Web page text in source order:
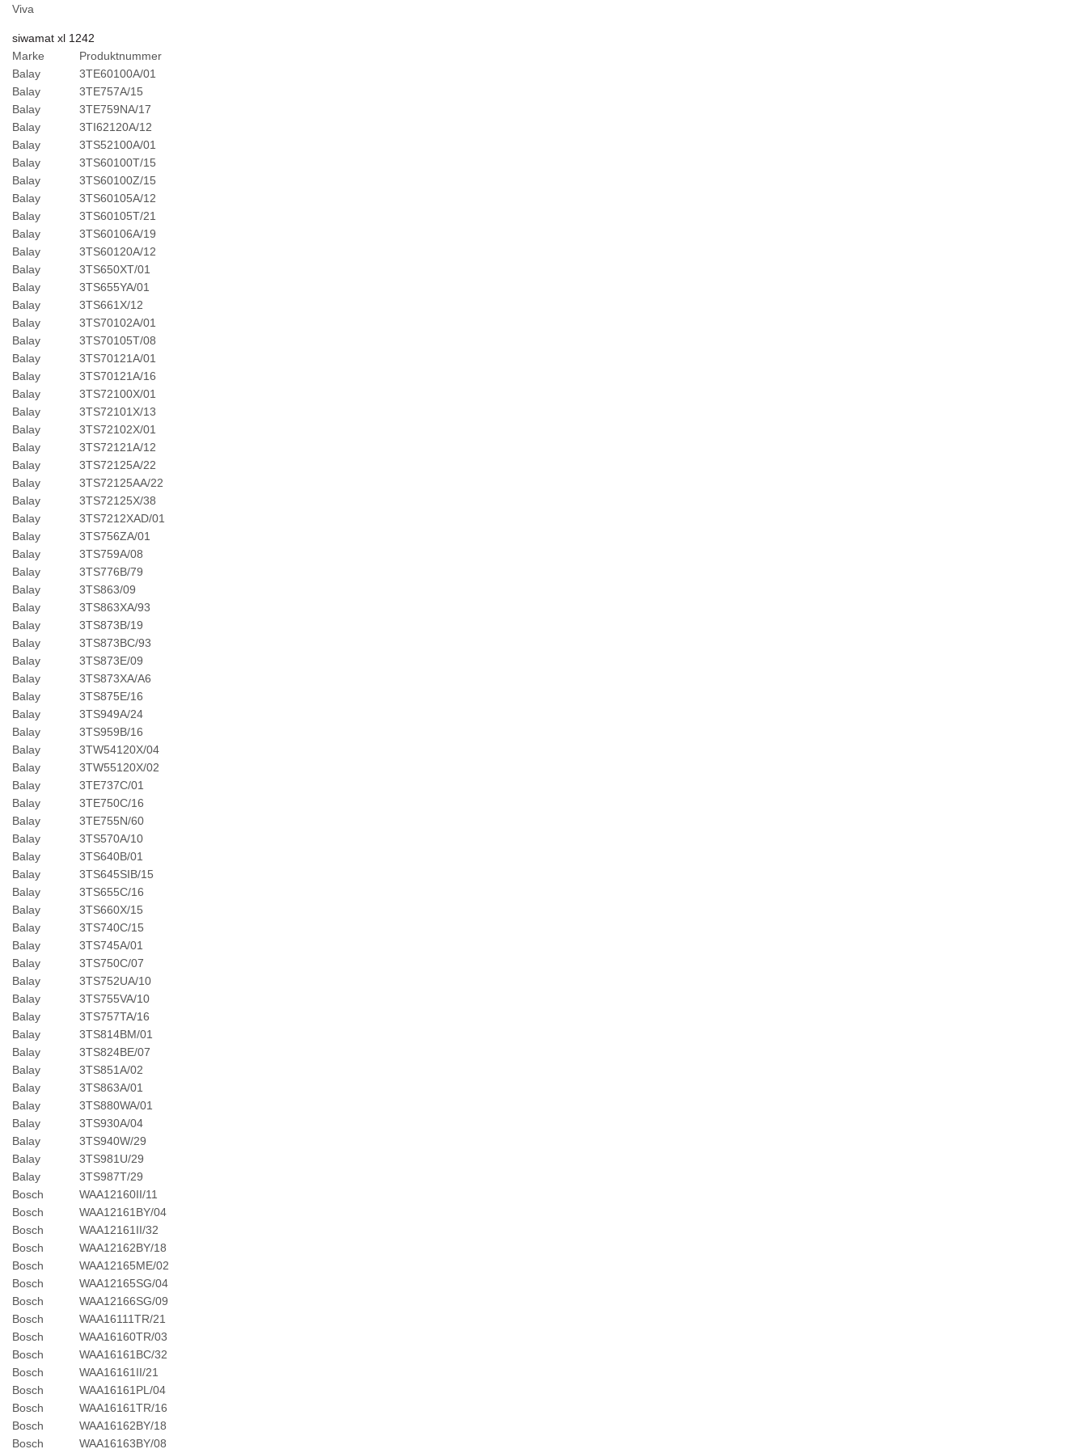
Viva
siwamat xl 1242
Marke
Produktnummer
Balay
3TE60100A/01
Balay
3TE757A/15
Balay
3TE759NA/17
Balay
3TI62120A/12
Balay
3TS52100A/01
Balay
3TS60100T/15
Balay
3TS60100Z/15
Balay
3TS60105A/12
Balay
3TS60105T/21
Balay
3TS60106A/19
Balay
3TS60120A/12
Balay
3TS650XT/01
Balay
3TS655YA/01
Balay
3TS661X/12
Balay
3TS70102A/01
Balay
3TS70105T/08
Balay
3TS70121A/01
Balay
3TS70121A/16
Balay
3TS72100X/01
Balay
3TS72101X/13
Balay
3TS72102X/01
Balay
3TS72121A/12
Balay
3TS72125A/22
Balay
3TS72125AA/22
Balay
3TS72125X/38
Balay
3TS7212XAD/01
Balay
3TS756ZA/01
Balay
3TS759A/08
Balay
3TS776B/79
Balay
3TS863/09
Balay
3TS863XA/93
Balay
3TS873B/19
Balay
3TS873BC/93
Balay
3TS873E/09
Balay
3TS873XA/A6
Balay
3TS875E/16
Balay
3TS949A/24
Balay
3TS959B/16
Balay
3TW54120X/04
Balay
3TW55120X/02
Balay
3TE737C/01
Balay
3TE750C/16
Balay
3TE755N/60
Balay
3TS570A/10
Balay
3TS640B/01
Balay
3TS645SIB/15
Balay
3TS655C/16
Balay
3TS660X/15
Balay
3TS740C/15
Balay
3TS745A/01
Balay
3TS750C/07
Balay
3TS752UA/10
Balay
3TS755VA/10
Balay
3TS757TA/16
Balay
3TS814BM/01
Balay
3TS824BE/07
Balay
3TS851A/02
Balay
3TS863A/01
Balay
3TS880WA/01
Balay
3TS930A/04
Balay
3TS940W/29
Balay
3TS981U/29
Balay
3TS987T/29
Bosch
WAA12160II/11
Bosch
WAA12161BY/04
Bosch
WAA12161II/32
Bosch
WAA12162BY/18
Bosch
WAA12165ME/02
Bosch
WAA12165SG/04
Bosch
WAA12166SG/09
Bosch
WAA16111TR/21
Bosch
WAA16160TR/03
Bosch
WAA16161BC/32
Bosch
WAA16161II/21
Bosch
WAA16161PL/04
Bosch
WAA16161TR/16
Bosch
WAA16162BY/18
Bosch
WAA16163BY/08